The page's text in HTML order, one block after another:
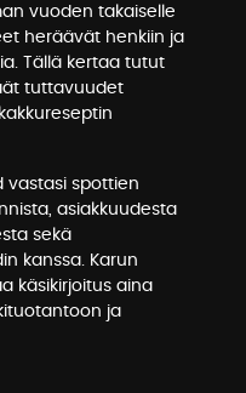
vuoden takaiselle
heräävät henkiin ja
Tällä kertaa tutut
tuttavuudet
vastasi spottien
asiakkuudesta
sekä
kanssa. Karun
käsikirjoitus aina
ja